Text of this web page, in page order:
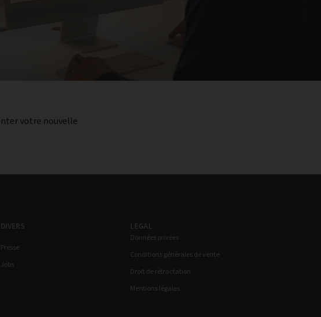
votre nouvelle
DIVERS
Presse
Jobs
LEGAL
Données privées
Conditions générales de vente
Droit de rétractation
Mentions légales